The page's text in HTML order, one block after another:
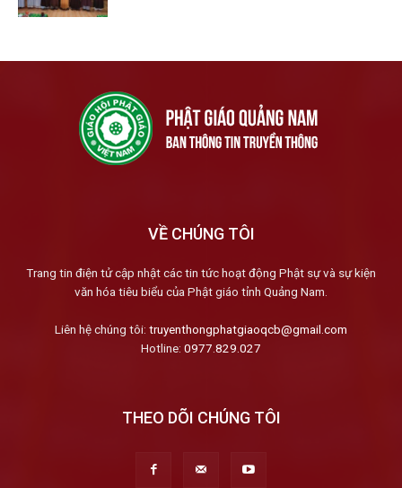
VỀ CHÚNG TÔI
Trang tin điện tử cập nhật các tin tức hoạt động Phật sự và sự kiện
văn hóa tiêu biểu của Phật giáo tỉnh Quảng Nam.
Liên hệ chúng tôi: truyenthongphatgiaoqcb@gmail.com
Hotline: 0977.829.027
THEO DÕI CHÚNG TÔI